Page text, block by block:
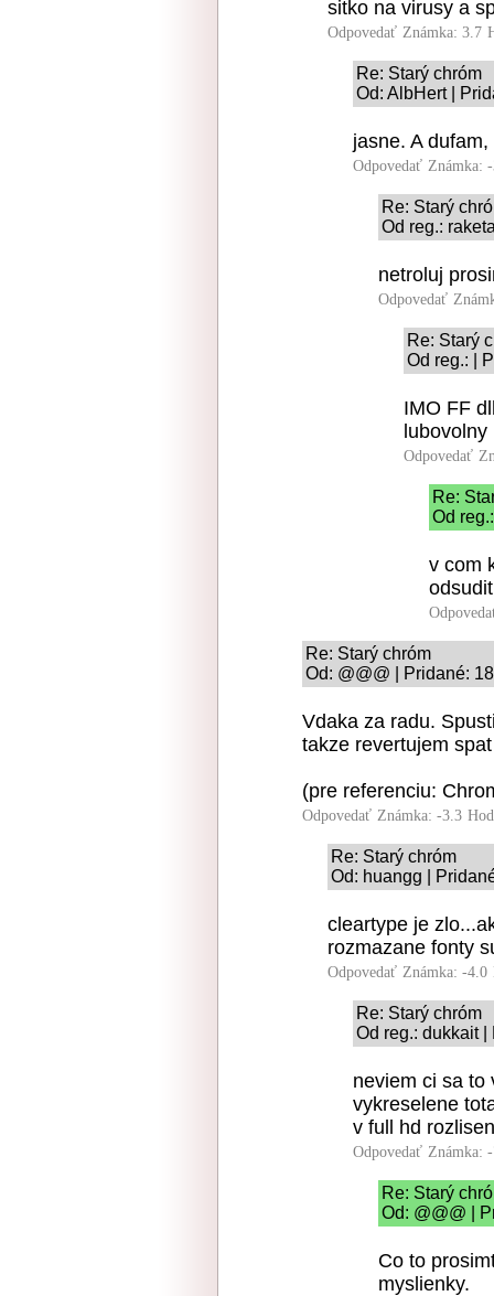
sitko na virusy a
Odpovedať Známka: 3.7
Re: Starý chróm
Od: AlbHert |
jasne. A
Odpovedať Známka:
Re: Starý
Od reg.:
netroluj
Odpovedať
Re: Starý
Od reg.: |
IMO FF
lubovolny
Odpovedať
Re:
Od
v com
Re: Starý chróm
Od: @@@ | Pridané:
Vdaka za radu.
takze revertujem spat
(pre referenciu:
Odpovedať Známka: -3.3
Re: Starý chróm
Od: huangg |
cleartype je
rozmazane fonty
Odpovedať Známka: -4.0
Re: Starý chróm
Od reg.: dukkait
neviem ci sa to
vykreselene
v full hd
Odpovedať Známka:
Re: Starý
Od: @@@ |
Co to
myslienky.